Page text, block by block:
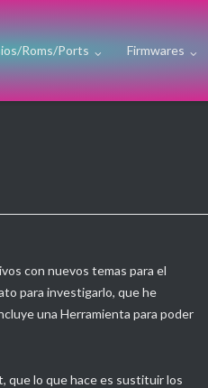
Roms/Ports Firmwares
con nuevos temas para el
para investigarlo, que he
una Herramienta para poder
que lo que hace es sustituir los